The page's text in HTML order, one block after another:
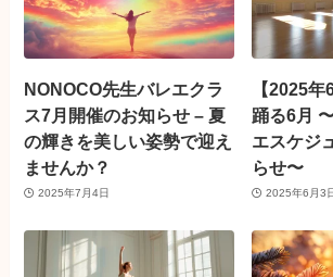
NONOCO先生バレエクラ
ス7月開催のお知らせ – 夏
の輝きを美しい姿勢で迎え
ませんか？
2025年7月4日
【2025
踊る6月
エスケジ
らせ〜
2025年6月3